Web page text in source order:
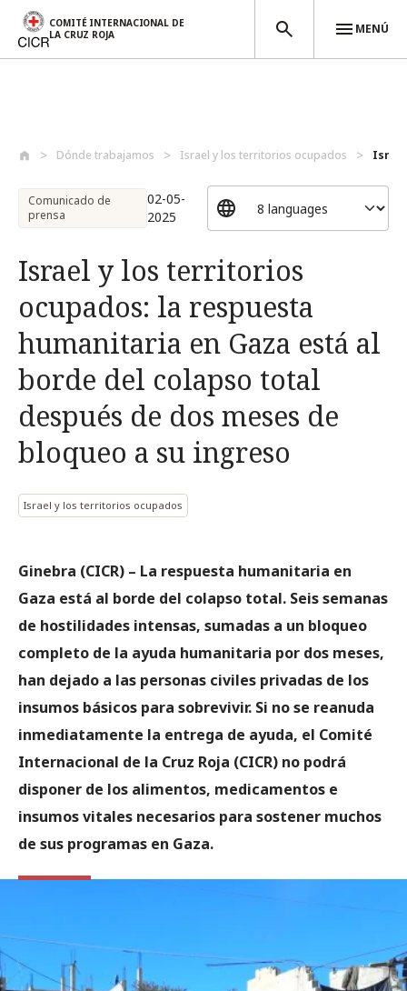
COMITÉ INTERNACIONAL DE
LA CRUZ ROJA
MENÚ
Dónde trabajamos Israel y los territorios ocupados
Comunicado de
prensa
02-05-
2025
Israel y los territorios
ocupados: la respuesta
humanitaria en Gaza está al
borde del colapso total
después de dos meses de
bloqueo a su ingreso
Israel y los territorios ocupados
Ginebra (CICR) – La respuesta humanitaria en
Gaza está al borde del colapso total. Seis semanas
de hostilidades intensas, sumadas a un bloqueo
completo de la ayuda humanitaria por dos meses,
han dejado a las personas civiles privadas de los
insumos básicos para sobrevivir. Si no se reanuda
inmediatamente la entrega de ayuda, el Comité
Internacional de la Cruz Roja (CICR) no podrá
disponer de los alimentos, medicamentos e
insumos vitales necesarios para sostener muchos
de sus programas en Gaza.